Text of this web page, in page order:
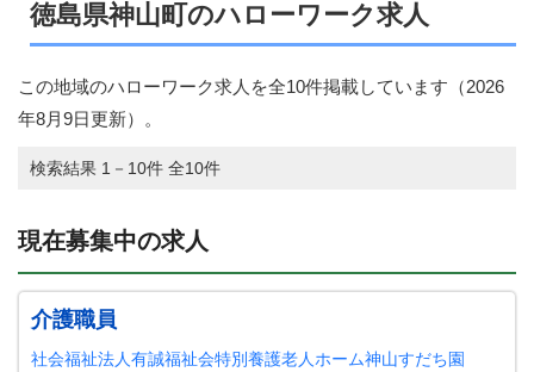
徳島県神山町のハローワーク求人
この地域のハローワーク求人を全10件掲載しています（2026
年8月9日更新）。
検索結果 1－10件 全10件
現在募集中の求人
介護職員
社会福祉法人有誠福祉会特別養護老人ホーム神山すだち園